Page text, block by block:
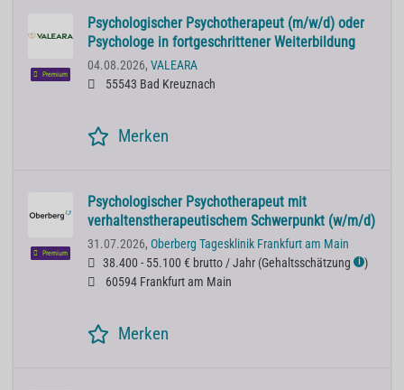
Premium
Psychologischer Psychotherapeut (m/w/d) oder
Psychologe in fortgeschrittener Weiterbildung
04.08.2026, VALEARA
55543 Bad Kreuznach
Merken
Premium
Psychologischer Psychotherapeut mit
verhaltenstherapeutischem Schwerpunkt (w/m/d)
31.07.2026, Oberberg Tagesklinik Frankfurt am Main
38.400 - 55.100 € brutto / Jahr (Gehaltsschätzung ℹ )
60594 Frankfurt am Main
Merken